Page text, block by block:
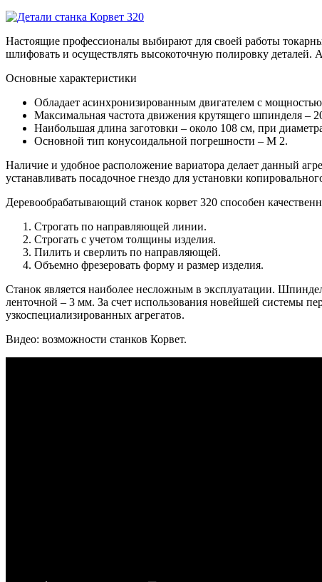
Настоящие профессионалы выбирают для своей работы
шлифовать и осуществлять высокоточную полировку деталей.
Основные характеристики
Обладает асинхронизированным двигателем с
Максимальная частота движения крутящего шпинделя –
Наибольшая длина заготовки – около 108 см, при
Основной тип конусоидальной погрешности – М 2.
Наличие и удобное расположение вариатора делает данный
устанавливать посадочное гнездо для установки
Деревообрабатывающий станок корвет 320 способен
Строгать по направляющей линии.
Строгать с учетом толщины изделия.
Пилить и сверлить по направляющей.
Объемно фрезеровать форму и размер изделия.
Станок является наиболее несложным в эксплуатации.
ленточной – 3 мм. За счет использования новейшей системы
узкоспециализированных агрегатов.
Видео: возможности станков Корвет.